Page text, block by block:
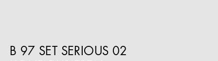
B 97 SET SERIOUS 02